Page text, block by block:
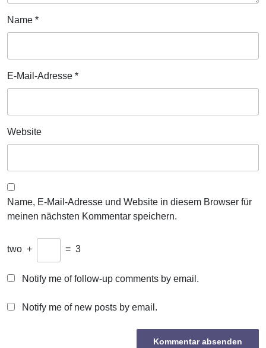
Name *
E-Mail-Adresse *
Website
Name, E-Mail-Adresse und Website in diesem Browser für
meinen nächsten Kommentar speichern.
two + = 3
Notify me of follow-up comments by email.
Notify me of new posts by email.